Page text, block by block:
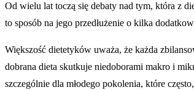
Od wielu lat toczą się debaty nad tym, która z
to sposób na jego przedłużenie o kilka
Większość dietetyków uważa, że każda
dobrana dieta skutkuje niedoborami makro i
szczególnie dla młodego pokolenia, które